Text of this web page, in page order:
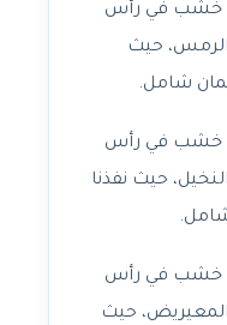
خشب في رأس
حيث
شامل.
خشب في رأس
حيث نفذنا
خشب في رأس
حيث